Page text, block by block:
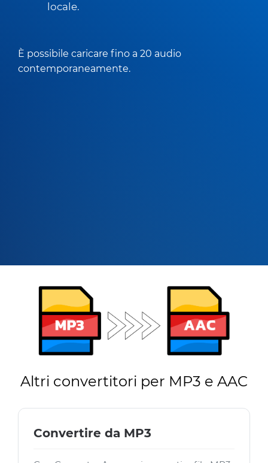
locale.
È possibile caricare fino a 20 audio
contemporaneamente.
Altri convertitori per MP3 e AAC
Convertire da MP3